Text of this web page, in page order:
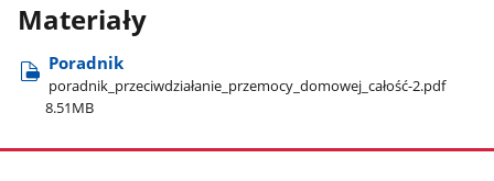
Materiały
Poradnik
poradnik​_przeciwdziałanie​_przemocy​_domowej​_całość-2.pdf
8.51MB